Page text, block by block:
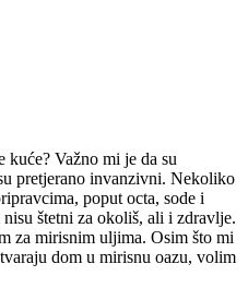
kuće? Važno mi je da su
pretjerano invanzivni. Nekoliko
poput octa, sode i
štetni za okoliš, ali i zdravlje.
za mirisnim uljima. Osim što mi
dom u mirisnu oazu, volim